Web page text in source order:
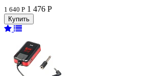
1 640 Р 1 476 Р